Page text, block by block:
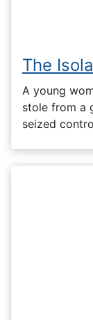
The
A young
stole from a
seized